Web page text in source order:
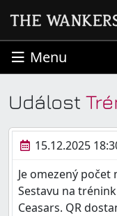
Menu
Událost
15.12.2025
Je omezený počet
Sestavu na
Ceasars. QR